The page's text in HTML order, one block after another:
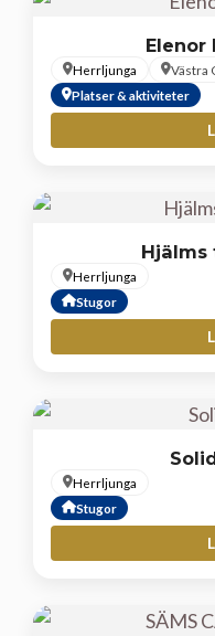
Elenor
Herrljunga
Västra
Platser & aktiviteter
Hjälms
Herrljunga
Stugor
Herrljunga
Stugor